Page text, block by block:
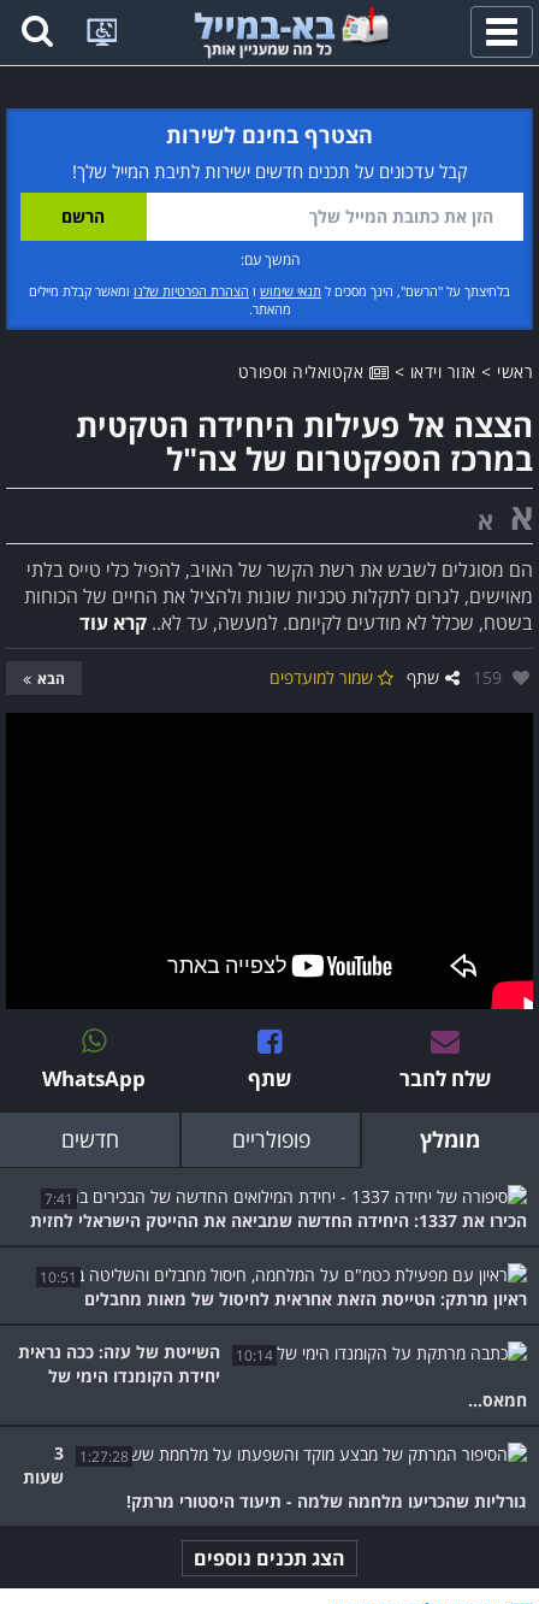
פתח
תפריט
הצטרף בחינם לשירות
קבל עדכונים על תכנים חדשים ישירות לתיבת המייל שלך!
המשך עם:
בלחיצתך על "הרשם", הינך מסכים ל תנאי שימוש ו הצהרת הפרטיות שלנו ומאשר קבלת מיילים
מהאתר.
ראשי > אזור וידאו > אקטואליה וספורט
הצצה אל פעילות היחידה הטקטית
במרכז הספקטרום של צה"ל
א א
הם מסוגלים לשבש את רשת הקשר של האויב, להפיל כלי טייס בלתי
מאוישים, לגרום לתקלות טכניות שונות ולהציל את החיים של הכוחות
בשטח, שכלל לא מודעים לקיומם. למעשה, עד לא.. קרא עוד
אהבו:
159 שתף שמור למועדפים הבא
שלח לחבר שתף WhatsApp
מומלץ פופולריים חדשים
7:41
הכירו את 1337: היחידה החדשה שמביאה את ההייטק הישראלי לחזית
10:51
ראיון מרתק: הטייסת הזאת אחראית לחיסול של מאות מחבלים
10:14
השייטת של עזה: ככה נראית
יחידת הקומנדו הימי של
חמאס...
1:27:28
3
שעות
גורליות שהכריעו מלחמה שלמה - תיעוד היסטורי מרתק!
הצג תכנים נוספים